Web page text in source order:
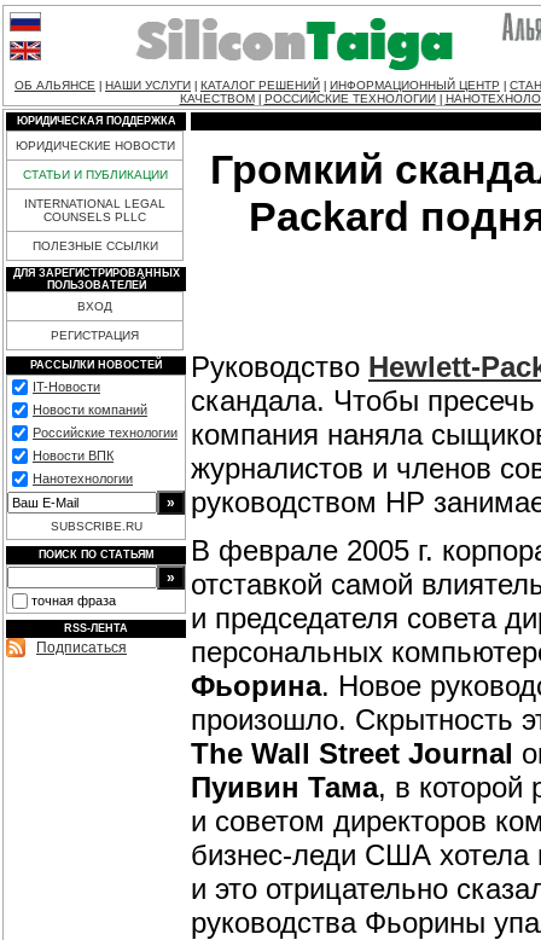
ОБ АЛЬЯНСЕ НАШИ УСЛУГИ КАТАЛОГ РЕШЕНИЙ ИНФОРМАЦИОННЫЙ ЦЕНТР
КАЧЕСТВОМ
РОССИЙСКИЕ ТЕХНОЛОГИИ
ЮРИДИЧЕСКАЯ ПОДДЕРЖКА
ЮРИДИЧЕСКИЕ НОВОСТИ
СТАТЬИ И ПУБЛИКАЦИИ
INTERNATIONAL LEGAL
COUNSELS PLLC
ПОЛЕЗНЫЕ ССЫЛКИ
ДЛЯ ЗАРЕГИСТРИРОВАННЫХ
ПОЛЬЗОВАТЕЛЕЙ
ВХОД
РЕГИСТРАЦИЯ
РАССЫЛКИ НОВОСТЕЙ
IT-Новости
Новости компаний
Российские технологии
Новости ВПК
Нанотехнологии
SUBSCRIBE.RU
ПОИСК ПО СТАТЬЯМ
точная фраза
RSS-ЛЕНТА
Подписаться
Громкий
Packard
Руководство Hewlett-
скандала. Чтобы
компания наняла
журналистов и членов
руководством HP
В феврале 2005 г.
отставкой самой
и председателя совета
персональных
Фьорина. Новое
произошло. Скрытность
The Wall Street Journal
Пуивин Тама, в которой
и советом директоров
бизнес-леди США хотела
и это отрицательно
руководства Фьорины